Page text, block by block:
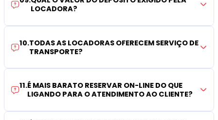
LOCADORA?
10.TODAS AS LOCADORAS OFERECEM SERVIÇO DE
TRANSPORTE?
11.É MAIS BARATO RESERVAR ON-LINE DO QUE
LIGANDO PARA O ATENDIMENTO AO CLIENTE?